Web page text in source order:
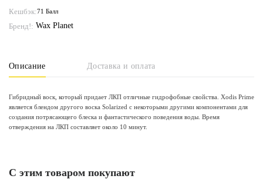
Кешбэк:71 Балл
Бренд!: Wax Planet
Описание Доставка и оплата
Гибридный воск, который придает ЛКП отличные гидрофобные свойства. Xodis Prime
является блендом другого воска Solarized с некоторыми другими компонентами для
создания потрясающего блеска и фантастического поведения воды. Время
отверждения на ЛКП составляет около 10 минут.
С этим товаром покупают